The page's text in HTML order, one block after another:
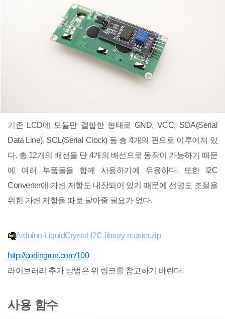
기존 LCD에 모듈만 결합한 형태로 GND, VCC, SDA(Serial
Data Line), SCL(Serial Clock) 등 총 4개의 핀으로 이루어져 있
다. 총 12개의 배선을 단 4개의 배선으로 동작이 가능하기 때문
에 여러 부품들을 함께 사용하기에 유용하다. 또한 I2C
Converter에 가변 저항도 내장되어 있기 때문에 선명도 조절을
위한 가변 저항을 따로 달아줄 필요가 없다.
Arduino-LiquidCrystal-I2C-library-master.zip
http://codingrun.com/100
라이브러리 추가 방법은 위 링크를 참고하기 바란다.
사용 함수